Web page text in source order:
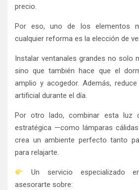
precio.
Por eso, uno de los elementos
cualquier reforma es la elección de
Instalar ventanales grandes no solo
sino que también hace que el
amplio y acogedor. Además,
artificial durante el día.
Por otro lado, combinar esta luz
estratégica —como lámparas
crea un ambiente perfecto tanto
para relajarte.
Un servicio especializado
asesorarte sobre: